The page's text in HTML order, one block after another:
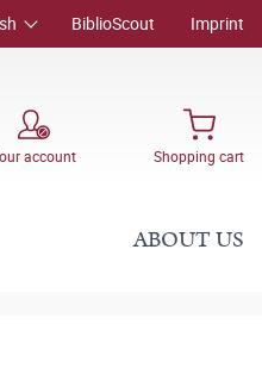
BiblioScout Imprint
account Shopping cart
ABOUT US